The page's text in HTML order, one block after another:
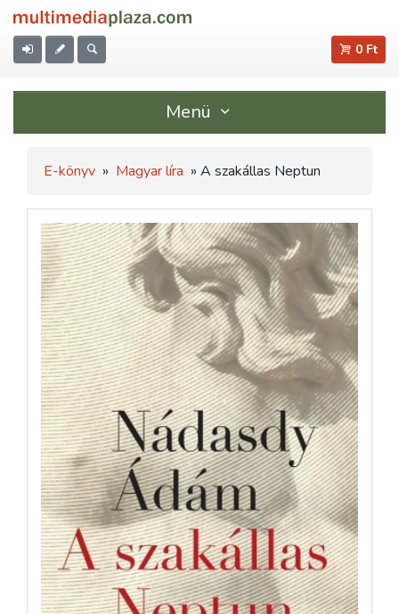
0 Ft
Menü
E-könyv » Magyar líra » A szakállas Neptun